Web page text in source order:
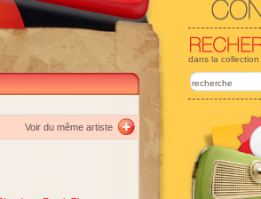
dans la
Voir du même artiste